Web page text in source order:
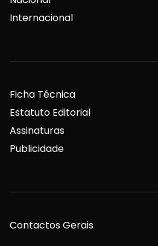
Internacional
Ficha Técnica
Estatuto Editorial
Assinaturas
Publicidade
Contactos Gerais